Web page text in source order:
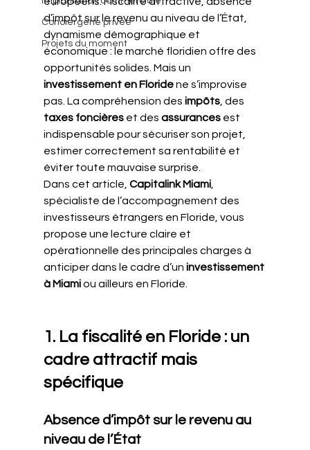
Conciergerie privée
Projets du moment
d’impôt sur le revenu au niveau de l’État,
dynamisme démographique et
économique : le marché floridien offre des
opportunités solides. Mais un
investissement en Floride ne s’improvise
pas. La compréhension des impôts, des
taxes foncières et des assurances est
indispensable pour sécuriser son projet,
estimer correctement sa rentabilité et
éviter toute mauvaise surprise.
Dans cet article, Capitalink Miami,
spécialiste de l’accompagnement des
investisseurs étrangers en Floride, vous
propose une lecture claire et
opérationnelle des principales charges à
anticiper dans le cadre d’un investissement
à Miami ou ailleurs en Floride.
1. La fiscalité en Floride : un
cadre attractif mais
spécifique
Absence d’impôt sur le revenu au
niveau de l’État